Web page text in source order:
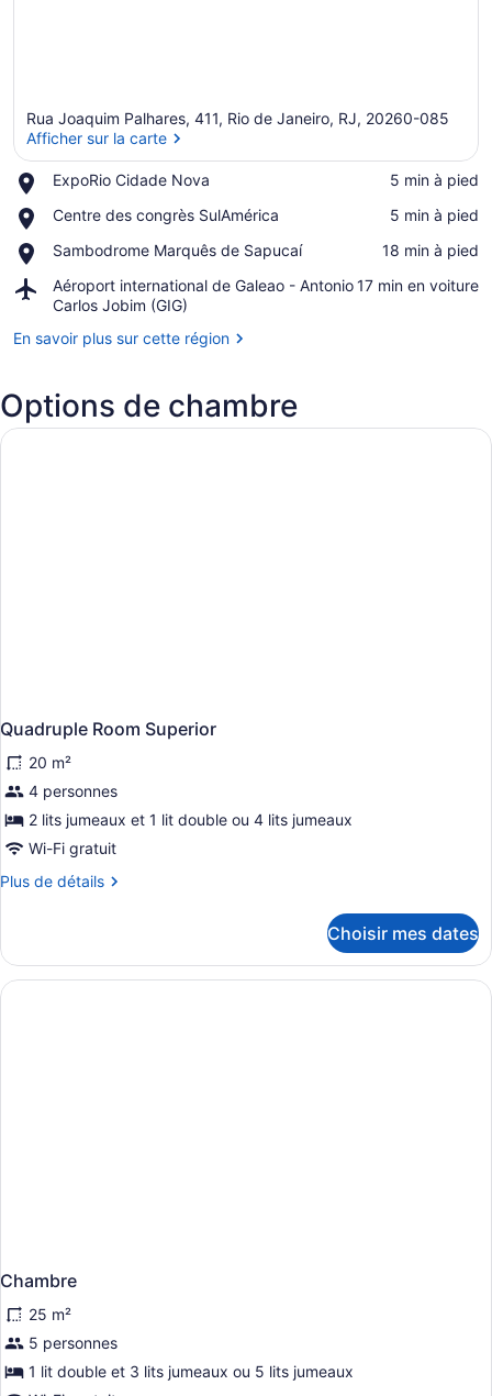
Rua Joaquim Palhares, 411, Rio de Janeiro, RJ, 20260-085
Afficher sur la carte
ExpoRio Cidade Nova
Place,
Cidade
‪5 min à pied‬
Centre des congrès SulAmérica
Place,
des
SulAmérica
‪5 min à pied‬
Sambodrome Marquês de Sapucaí
Place,
Marquês
de
Sapucaí
‪18 min à pied‬
Aéroport international de Galeao - Antonio
Carlos Jobim (GIG)
Airport,
Aéroport
de
Antonio
Carlos
‪17 min en voiture‬
En savoir plus sur cette région
Options de chambre
Quadruple Room Superior
20 m²
4 personnes
2 lits jumeaux et 1 lit double ou 4 lits jumeaux
Wi-Fi gratuit
Plus de détails
Plus
Quadruple
Room
Superior
Choisir mes dates
Chambre
25 m²
5 personnes
1 lit double et 3 lits jumeaux ou 5 lits jumeaux